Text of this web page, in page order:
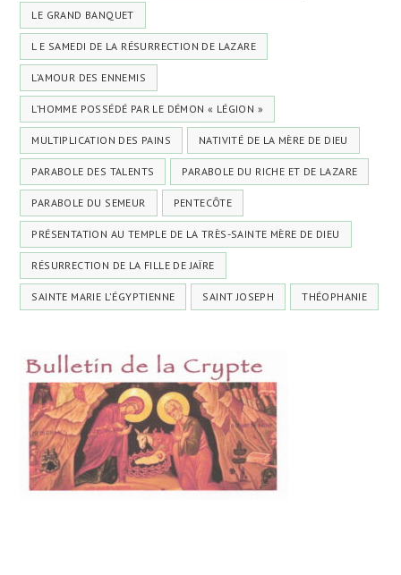
LE GRAND BANQUET
L E SAMEDI DE LA RÉSURRECTION DE LAZARE
L’AMOUR DES ENNEMIS
L’HOMME POSSÉDÉ PAR LE DÉMON « LÉGION »
MULTIPLICATION DES PAINS NATIVITÉ DE LA MÈRE DE DIEU
PARABOLE DES TALENTS PARABOLE DU RICHE ET DE LAZARE
PARABOLE DU SEMEUR PENTECÔTE
PRÉSENTATION AU TEMPLE DE LA TRÈS-SAINTE MÈRE DE DIEU
RÉSURRECTION DE LA FILLE DE JAÏRE
SAINTE MARIE L'ÉGYPTIENNE SAINT JOSEPH THÉOPHANIE